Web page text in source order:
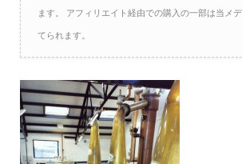
ます。 アフィリエイト経由での購入の一部は当メ
てられます。